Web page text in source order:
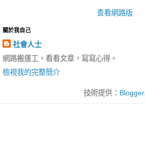
查看網路版
關於我自己
社會人士
網路搬運工，看看文章，寫寫心得。
檢視我的完整簡介
技術提供： Blogger.